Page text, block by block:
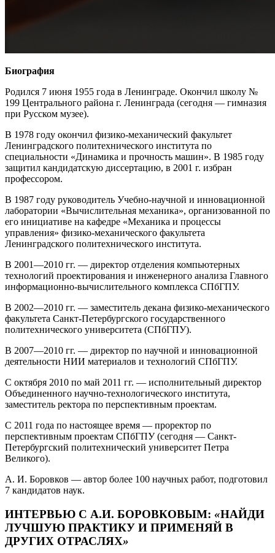
Биография
Родился 7 июня 1955 года в Ленинграде. Окончил школу №
199 Центрального района г. Ленинграда (сегодня — гимназия
при Русском музее).
В 1978 году окончил физико-механический факультет
Ленинградского политехнического института по
специальности «Динамика и прочность машин». В 1985 году
защитил кандидатскую диссертацию, в 2001 г. избран
профессором.
В 1987 году руководитель Учебно-научной и инновационной
лаборатории «Вычислительная механика», организованной по
его инициативе на кафедре «Механика и процессы
управления» физико-механического факультета
Ленинградского политехнического института.
В 2001—2010 гг. — директор отделения компьютерных
технологий проектирования и инженерного анализа Главного
информационно-вычислительного комплекса СПбГПУ.
В 2002—2010 гг. — заместитель декана физико-механического
факультета Санкт-Петербургского государственного
политехнического университета (СПбГПУ).
В 2007—2010 гг. — директор по научной и инновационной
деятельности НИИ материалов и технологий СПбГПУ.
С октября 2010 по май 2011 гг. — исполнительный директор
Объединенного научно-технологического института,
заместитель ректора по перспективным проектам.
С 2011 года по настоящее время — проректор по
перспективным проектам СПбГПУ (сегодня — Санкт-
Петербургский политехнический университет Петра
Великого).
А. И. Боровков — автор более 100 научных работ, подготовил
7 кандидатов наук.
ИНТЕРВЬЮ С А.И. БОРОВКОВЫМ: «НАЙДИ
ЛУЧШУЮ ПРАКТИКУ И ПРИМЕНЯЙ В
ДРУГИХ ОТРАСЛЯХ»